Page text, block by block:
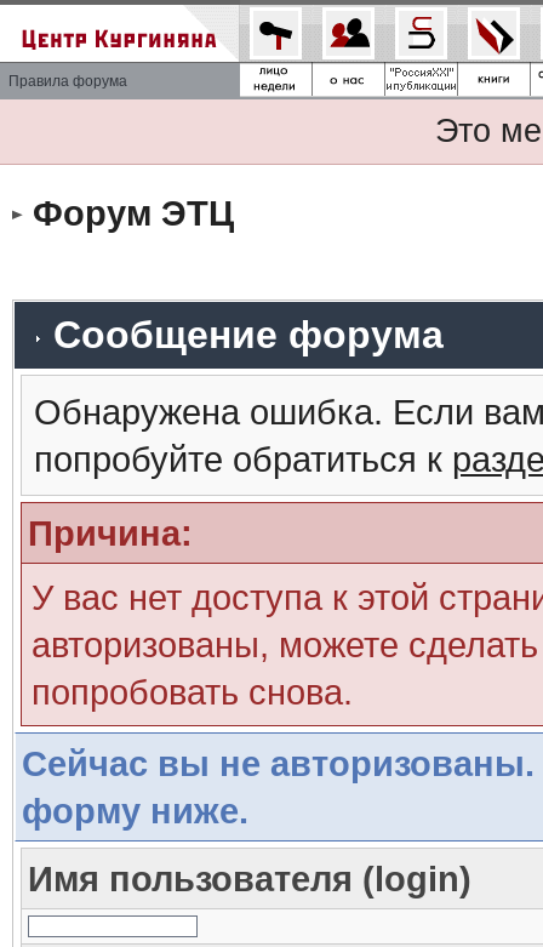
Правила форума
Это
Форум ЭТЦ
Сообщение форума
Обнаружена ошибка. Если
попробуйте обратиться к
Причина:
У вас нет доступа к этой
авторизованы, можете
попробовать снова.
Сейчас вы не авторизованы.
форму ниже.
Имя пользователя (login)